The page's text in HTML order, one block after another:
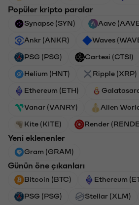
Popüler kripto paralar
Synapse (SYN) Aave
Ankr (ANKR) Waves
PSG (PSG) Cartesi (CTSI)
Helium (HNT) Ripple (XRP)
Ethereum (ETH)
Vanar (VANRY) Alien
Kite (KITE) Render
Yeni eklenenler
Gram (GRAM)
Günün öne çıkanları
Bitcoin (BTC) Ethereum
PSG (PSG) Stellar (XLM)